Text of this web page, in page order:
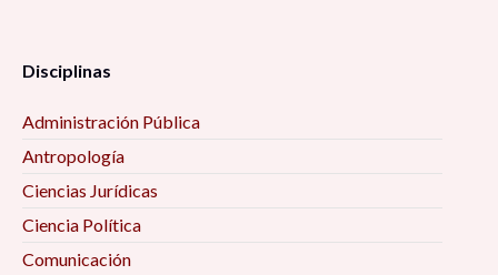
Disciplinas
Administración Pública
Antropología
Ciencias Jurídicas
Ciencia Política
Comunicación